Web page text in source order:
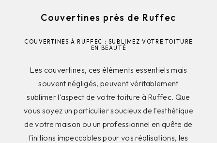
Couvertines près de Ruffec
COUVERTINES À RUFFEC : SUBLIMEZ VOTRE TOITURE
EN BEAUTÉ
Les couvertines, ces éléments essentiels mais
souvent négligés, peuvent véritablement
sublimer l'aspect de votre toiture à Ruffec. Que
vous soyez un particulier soucieux de l'esthétique
de votre maison ou un professionnel en quête de
finitions impeccables pour vos réalisations, les